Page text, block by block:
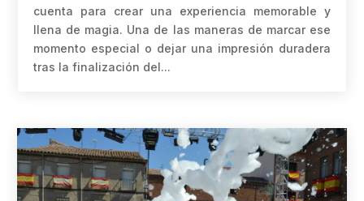
cuenta para crear una experiencia memorable y
llena de magia. Una de las maneras de marcar ese
momento especial o dejar una impresión duradera
tras la finalización del...